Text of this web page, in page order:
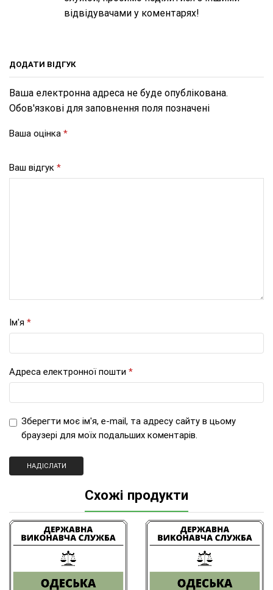
відвідувачами у коментарях!
ДОДАТИ ВІДГУК
Ваша електронна адреса не буде опублікована.
Обов'язкові для заповнення поля позначені
Ваша оцінка *
Ваш відгук *
Ім'я *
Адреса електронної пошти *
Зберегти моє ім'я, e-mail, та адресу сайту в цьому
браузері для моїх подальших коментарів.
Схожі продукти